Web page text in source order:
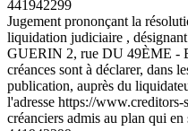
441942299
Jugement prononçant la
liquidation judiciaire ,
GUERIN 2, rue DU 49ÈME -
créances sont à déclarer, dans
publication, auprès du
l'adresse https://
créanciers admis au plan qui en